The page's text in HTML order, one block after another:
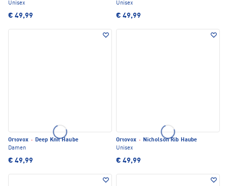
Unisex
€ 49,99
Unisex
€ 49,99
Ortovox · Deep Knit Haube
Damen
€ 49,99
Ortovox · Nicholson Rib Haube
Unisex
€ 49,99